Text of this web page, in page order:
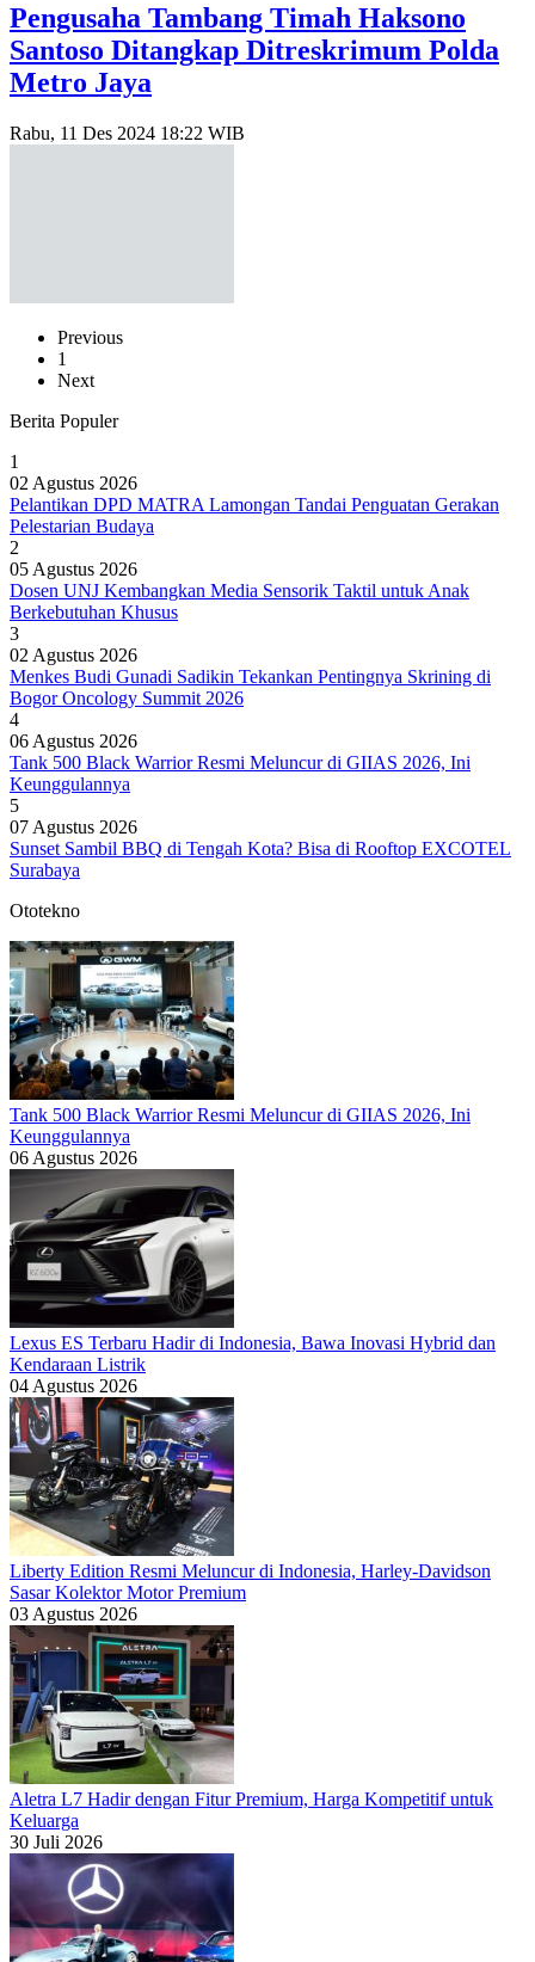
Pengusaha Tambang Timah Haksono
Santoso Ditangkap Ditreskrimum Polda
Metro Jaya
Rabu, 11 Des 2024 18:22 WIB
Previous
1
Next
Berita Populer
1
02 Agustus 2026
Pelantikan DPD MATRA Lamongan Tandai Penguatan Gerakan
Pelestarian Budaya
2
05 Agustus 2026
Dosen UNJ Kembangkan Media Sensorik Taktil untuk Anak
Berkebutuhan Khusus
3
02 Agustus 2026
Menkes Budi Gunadi Sadikin Tekankan Pentingnya Skrining di
Bogor Oncology Summit 2026
4
06 Agustus 2026
Tank 500 Black Warrior Resmi Meluncur di GIIAS 2026, Ini
Keunggulannya
5
07 Agustus 2026
Sunset Sambil BBQ di Tengah Kota? Bisa di Rooftop EXCOTEL
Surabaya
Ototekno
Tank 500 Black Warrior Resmi Meluncur di GIIAS 2026, Ini
Keunggulannya
06 Agustus 2026
Lexus ES Terbaru Hadir di Indonesia, Bawa Inovasi Hybrid dan
Kendaraan Listrik
04 Agustus 2026
Liberty Edition Resmi Meluncur di Indonesia, Harley-Davidson
Sasar Kolektor Motor Premium
03 Agustus 2026
Aletra L7 Hadir dengan Fitur Premium, Harga Kompetitif untuk
Keluarga
30 Juli 2026